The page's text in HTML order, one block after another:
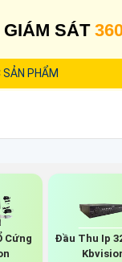
SÁT
SẢN PHẨM
Cứng
Đầu Thu Ip